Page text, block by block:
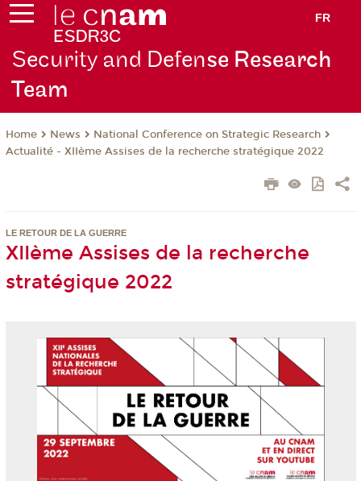
FR
Security and Defense Research
Team
Home News
National Conference on Strategic Research
Actualité - XIIème Assises de la recherche stratégique 2022
LE RETOUR DE LA GUERRE
XIIème Assises de la recherche
stratégique 2022